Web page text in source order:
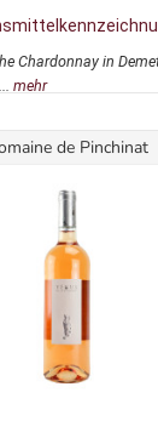
Chardonnay in
mehr
de Pinchinat